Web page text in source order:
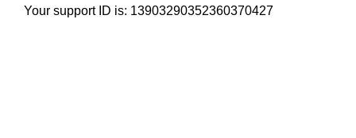
Your support ID is: 13903290352360370427